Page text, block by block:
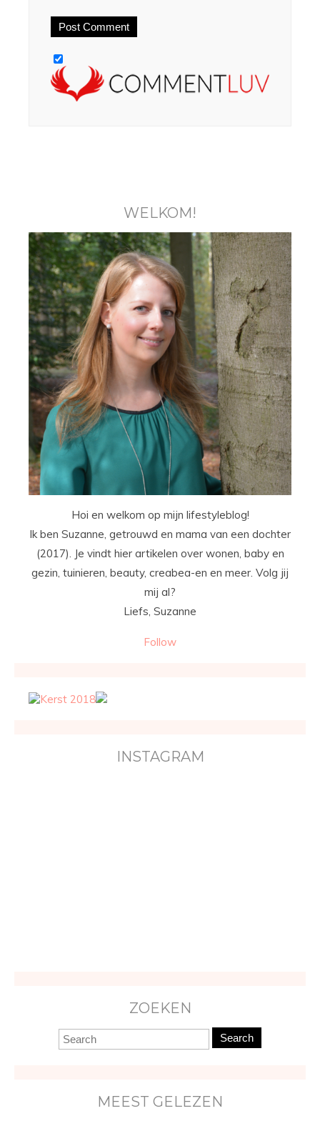
WELKOM!
Hoi en welkom op mijn lifestyleblog!
Ik ben Suzanne, getrouwd en mama van een dochter
(2017). Je vindt hier artikelen over wonen, baby en
gezin, tuinieren, beauty, creabea-en en meer. Volg jij
mij al?
Liefs, Suzanne
Follow
INSTAGRAM
ZOEKEN
Search
MEEST GELEZEN